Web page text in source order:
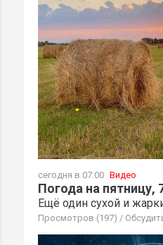
сегодня в 07:00 Видео
Погода на пятницу,
Ещё один сухой и
Просмотров (197) /